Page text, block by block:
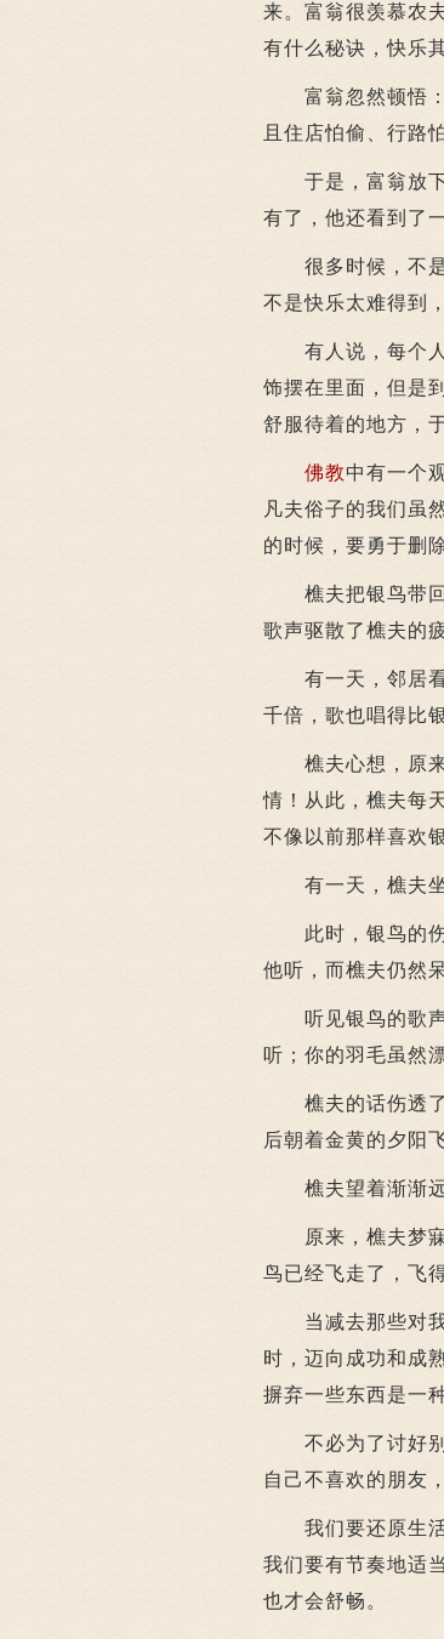
来。富翁很羡慕农
有什么秘诀，快乐
富翁忽然顿悟：
且住店怕偷、行路
于是，富翁放下
有了，他还看到了
很多时候，不是
不是快乐太难得到
有人说，每个人
饰摆在里面，但是
舒服待着的地方，
佛教中有一个
凡夫俗子的我们虽
的时候，要勇于删
樵夫把银鸟带回
歌声驱散了樵夫的
有一天，邻居看
千倍，歌也唱得比
樵夫心想，原来
情！从此，樵夫每
不像以前那样喜欢
有一天，樵夫坐
此时，银鸟的伤
他听，而樵夫仍然
听见银鸟的歌声
听；你的羽毛虽然
樵夫的话伤透了
后朝着金黄的夕阳
樵夫望着渐渐远
原来，樵夫梦寐
鸟已经飞走了，飞
当减去那些对
时，迈向成功和成
摒弃一些东西是一
不必为了讨好别
自己不喜欢的朋友
我们要还原生活
我们要有节奏地适
也才会舒畅。